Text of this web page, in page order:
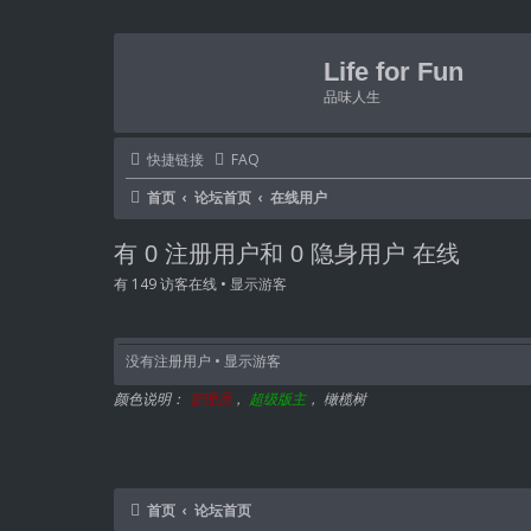
Life for Fun
品味人生
快捷链接
FAQ
首页
论坛首页 在线用户
有 0 注册用户和 0 隐身用户 在线
有 149 访客在线 • 显示游客
没有注册用户 • 显示游客
颜色说明： 管理员 ， 超级版主， 橄榄树
首页 论坛首页